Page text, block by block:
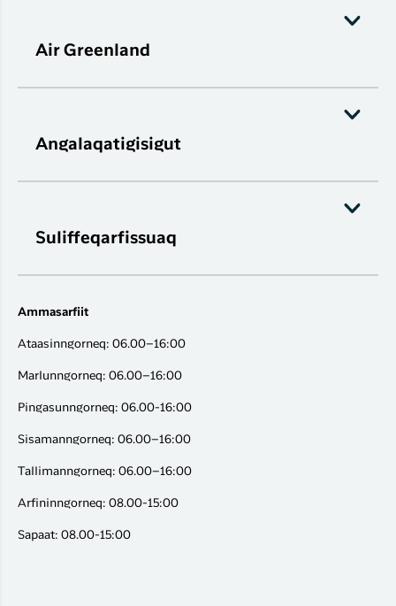
Air Greenland
Angalaqatigisigut
Suliffeqarfissuaq
Ammasarfiit
Ataasinngorneq: 06.00–16:00
Marlunngorneq: 06.00–16:00
Pingasunngorneq: 06.00-16:00
Sisamanngorneq: 06.00–16:00
Tallimanngorneq: 06.00–16:00
Arfininngorneq: 08.00-15:00
Sapaat: 08.00-15:00